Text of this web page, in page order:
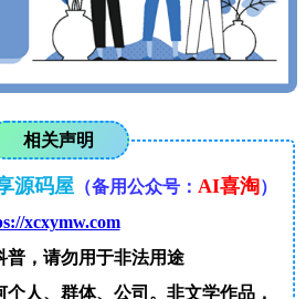
相关声明
源码屋（备用公众号： AI喜淘）
xcxymw.com
，请勿用于非法用途
人、群体、公司。非文学作品，